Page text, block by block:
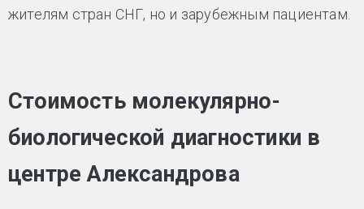
жителям стран СНГ, но и зарубежным пациентам.
Стоимость молекулярно-
биологической диагностики в
центре Александрова